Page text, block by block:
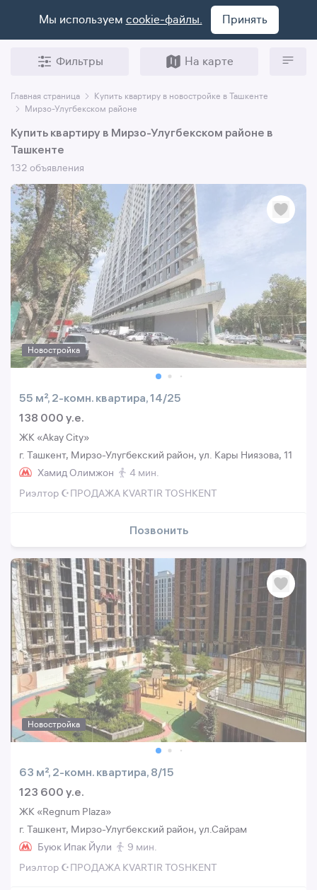
Мы используем cookie-файлы. Принять
Фильтры На карте
Главная страница
Купить квартиру в новостройке в Ташкенте
Мирзо-Улугбекском районе
Купить квартиру в Мирзо-Улугбекском районе в
Ташкенте
132 объявления
Новостройка
55 м², 2-комн. квартира, 14/25
138 000 y.e.
ЖК «Akay City»
г. Ташкент, Мирзо-Улугбекский район, ул. Кары Ниязова, 11
Хамид Олимжон
4 мин.
Риэлтор ☪️ПРОДАЖА KVARTIR TOSHKENT
Позвонить
Новостройка
63 м², 2-комн. квартира, 8/15
123 600 y.e.
ЖК «Regnum Plaza»
г. Ташкент, Мирзо-Улугбекский район, ул.Сайрам
Буюк Ипак Йули
9 мин.
Риэлтор ☪️ПРОДАЖА KVARTIR TOSHKENT